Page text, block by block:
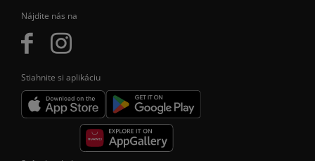
Nájdite nás na
Stiahnite si aplikáciu